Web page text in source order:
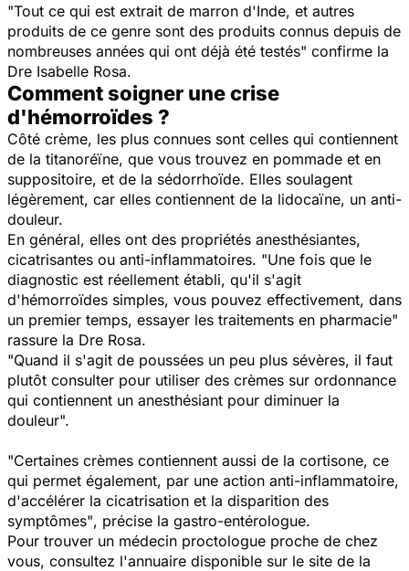
"Tout ce qui est extrait de marron d'Inde, et autres
produits de ce genre sont des produits connus depuis de
nombreuses années qui ont déjà été testés" confirme la
Dre Isabelle Rosa.
Comment soigner une crise
d'hémorroïdes ?
Côté crème, les plus connues sont celles qui contiennent
de la titanoréïne, que vous trouvez en pommade et en
suppositoire, et de la sédorrhoïde. Elles soulagent
légèrement, car elles contiennent de la lidocaïne, un anti-
douleur.
En général, elles ont des propriétés anesthésiantes,
cicatrisantes ou anti-inflammatoires. "Une fois que le
diagnostic est réellement établi, qu'il s'agit
d'hémorroïdes simples, vous pouvez effectivement, dans
un premier temps, essayer les traitements en pharmacie"
rassure la Dre Rosa.
"Quand il s'agit de poussées un peu plus sévères, il faut
plutôt consulter pour utiliser des crèmes sur ordonnance
qui contiennent un anesthésiant pour diminuer la
douleur".
"Certaines crèmes contiennent aussi de la cortisone, ce
qui permet également, par une action anti-inflammatoire,
d'accélérer la cicatrisation et la disparition des
symptômes", précise la gastro-entérologue.
Pour trouver un médecin proctologue proche de chez
vous, consultez l'annuaire disponible sur le site de la